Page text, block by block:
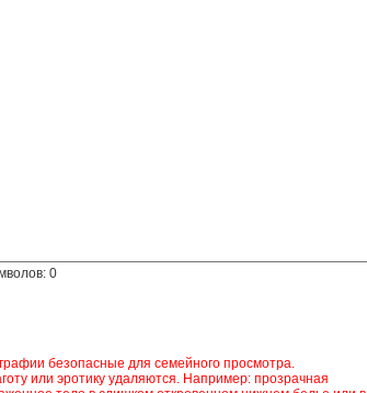
0
безопасные для семейного просмотра.
или эротику удаляются. Например: прозрачная